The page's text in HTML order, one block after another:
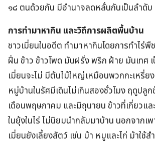
๑๘ ตนด้วยกัน มีอำนาจลดหลั่นกันเป็นลำดับ
การทำมาหากิน และวิถีการผลิตพื้นบ้าน
ชาวเมี่ยนในอดีต ทำมาหากินโดยการทำไร่
ฝิ่น ข้าว ข้าวโพด มันฝรั่ง พริก ฝ้าย มันเทศ
เมี่ยนจะไม่ มีต้นไม้ใหญ่เหมือนพวกกะเหรี่ย
หมู่บ้านในรัศมีเดินไม่เกินสองชั่วโมง ฤดูปลู
เดือนพฤษภาคม และมิถุนายน ข้าวที่เกี่ยวแล
ในยุ้งในไร่ ไม่นิยมนำกลับมาบ้าน นอกจากเ
เมี่ยนยังเลี้ยงสัตว์ เช่น ม้า หมูและไก่ ม้าใช้ส